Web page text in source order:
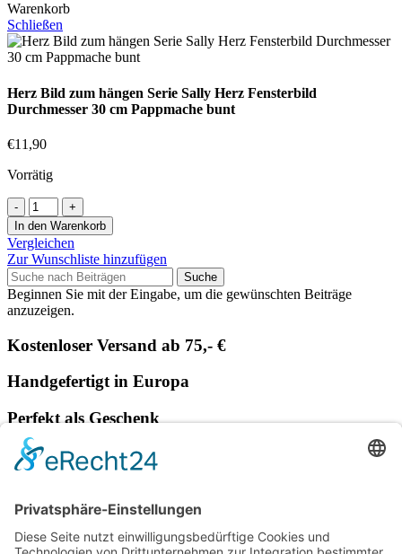
Warenkorb
Schließen
Herz Bild zum hängen Serie Sally Herz Fensterbild
Durchmesser 30 cm Pappmache bunt
€11,90
Vorrätig
Herz
Bild
zum
hängen
Serie
Sally
Herz
Fensterbild
30
Pappmache
Menge
In den Warenkorb
Vergleichen
Zur Wunschliste hinzufügen
Suche
Beginnen Sie mit der Eingabe, um die gewünschten Beiträge
anzuzeigen.
Kostenloser Versand ab 75,- €
Handgefertigt in Europa
Perfekt als Geschenk